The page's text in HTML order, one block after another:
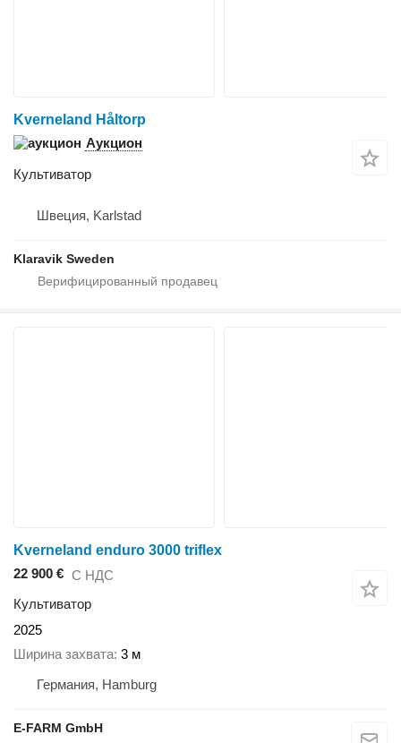
Kverneland Håltorp
Аукцион
Культиватор
Швеция, Karlstad
Klaravik Sweden
Kverneland enduro 3000 triflex
22 900 € С НДС
Культиватор
2025
Ширина захвата 3 м
Германия, Hamburg
E-FARM GmbH